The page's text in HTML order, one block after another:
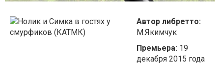
Автор либретто:
М.Якимчук
Премьера: 19
декабря 2015 года